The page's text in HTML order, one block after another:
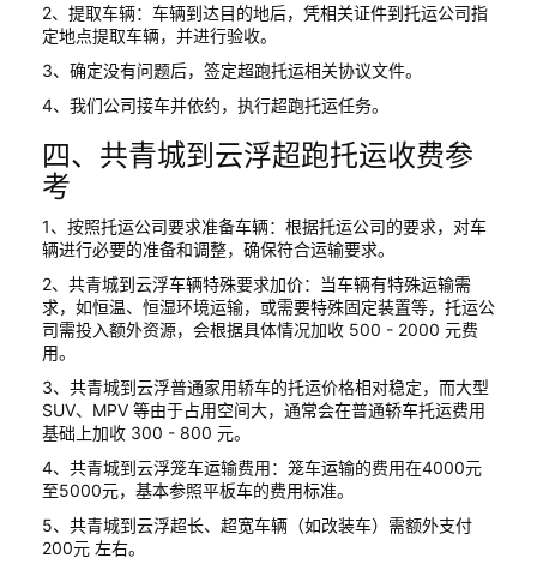
2、提取车辆：车辆到达目的地后，凭相关证件到托运公司指
定地点提取车辆，并进行验收。
3、确定没有问题后，签定超跑托运相关协议文件。
4、我们公司接车并依约，执行超跑托运任务。
四、共青城到云浮超跑托运收费参
考
1、按照托运公司要求准备车辆：根据托运公司的要求，对车
辆进行必要的准备和调整，确保符合运输要求。
2、共青城到云浮车辆特殊要求加价：当车辆有特殊运输需
求，如恒温、恒湿环境运输，或需要特殊固定装置等，托运公
司需投入额外资源，会根据具体情况加收 500 - 2000 元费
用。
3、共青城到云浮普通家用轿车的托运价格相对稳定，而大型
SUV、MPV 等由于占用空间大，通常会在普通轿车托运费用
基础上加收 300 - 800 元。
4、共青城到云浮笼车运输费用：笼车运输的费用在4000元
至5000元，基本参照平板车的费用标准。
5、共青城到云浮超长、超宽车辆（如改装车）需额外支付
200元 左右。